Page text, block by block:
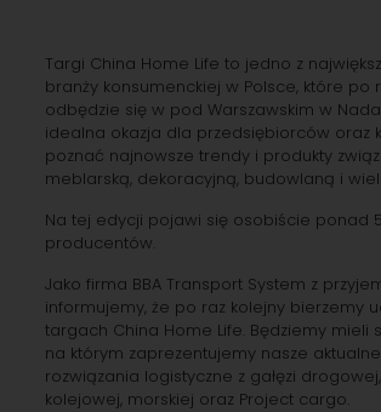
Targi China Home Life to jedno z
branży konsumenckiej w Polsce, które po
odbędzie się w pod Warszawskim w
idealna okazja dla przedsiębiorców oraz
poznać najnowsze trendy i produkty
meblarską, dekoracyjną, budowlaną i
Na tej edycji pojawi się osobiście ponad
producentów.
Jako firma BBA Transport System z
informujemy, że po raz kolejny bierzemy
targach China Home Life. Będziemy mieli
na którym zaprezentujemy nasze
rozwiązania logistyczne z gałęzi
kolejowej, morskiej oraz Project cargo.